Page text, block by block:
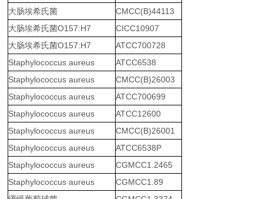
大肠埃希氏菌
CMCC(B)44113
大肠埃希氏菌O157:H7
CICC10907
大肠埃希氏菌O157:H7
ATCC700728
Staphylococcus aureus
ATCC6538
Staphylococcus aureus
CMCC(B)26003
Staphylococcus aureus
ATCC700699
Staphylococcus aureus
ATCC12600
Staphylococcus aureus
CMCC(B)26001
Staphylococcus aureus
ATCC6538P
Staphylococcus aureus
CGMCC1.2465
Staphylococcus aureus
CGMCC1.89